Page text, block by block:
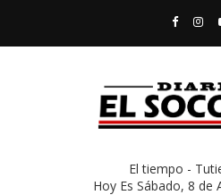
El tiempo -
Hoy Es Sábado, 8 de